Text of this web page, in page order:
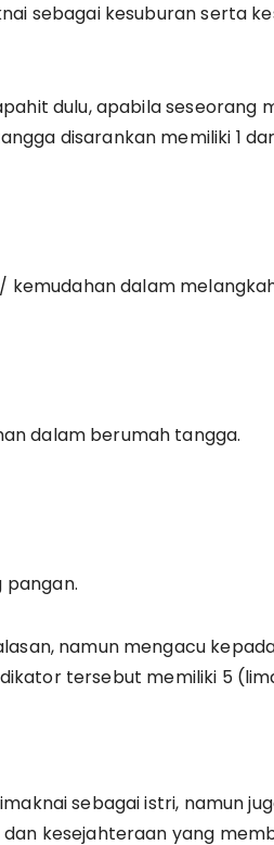
sebagai kesuburan serta
dulu, apabila seseorang
disarankan memiliki 1
dalam
dalam berumah tangga.
pangan.
namun mengacu
tersebut memiliki 5
sebagai istri, namun
dan kesejahteraan yang